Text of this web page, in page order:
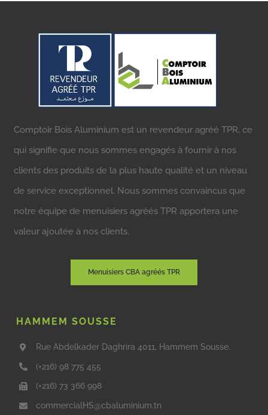
Comptoir Bois Aluminium est un revendeur agréé TPR, ce
qui signifie que nous sommes engagés à fournir à nos
clients des produits de la plus haute qualité et un niveau
de service exceptionnel. Nous sommes convaincus que
notre équipe de menuisiers agréés TPR apportera une
valeur ajoutée à nos clients.
Menuisiers CBA agréés TPR
HAMMEM SOUSSE
Rue Abdelkader Daghrira 4011, Hammem Sousse.
(+216) 98 775 455
(+216) 73 366 998
commercialHS@cbaluminium.tn